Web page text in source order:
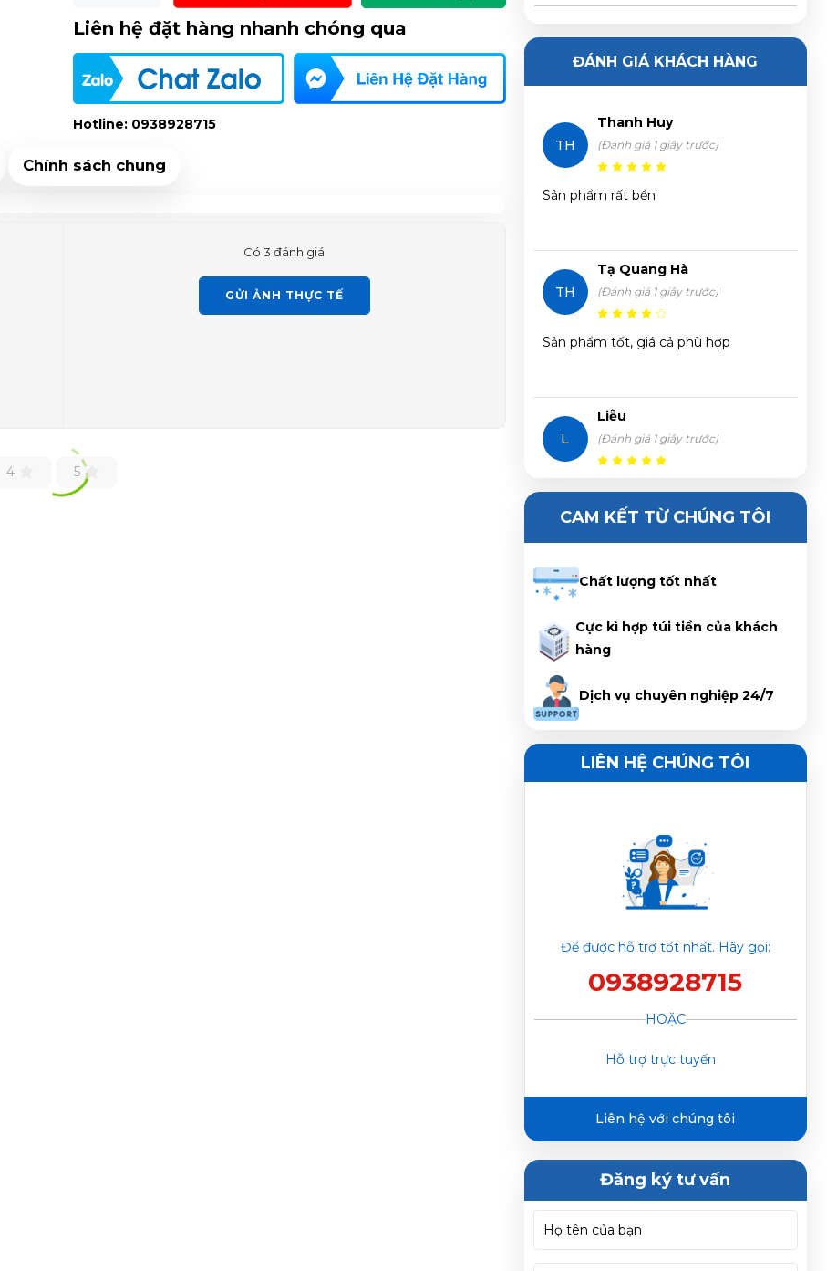
Liên hệ đặt hàng nhanh chóng qua
Hotline: 0938928715
Chính sách chung
Có 3 đánh giá
GỬI ẢNH THỰC TẾ
4 5
Phạm Trâm vừa đặt muaMáy Điều Hòa
Eco Cool
Điều Hòa Eco Cool
Điều Hòa Eco Cool
Hòa Eco Cool
Hòa Eco Cool
Nguyễn Như Viết Phương vừa đặt mua
Máy Điều Hòa Eco Cool
Điều Hòa Eco Cool
Nguyễn Văn Sang vừa đặt muaMáy
Điều Hòa Eco Cool
Nguyễn Ngọc Trí vừa đặt muaMáy Điều
Hòa Eco Cool
Phạm Trâm vừa đặt mua
Trần Phước Hưng vừa đặt mua
Điều Hòa Eco Cool
Điều Hòa Eco Cool
ĐÁNH GIÁ KHÁCH HÀNG
TH
Thanh Huy
(Đánh giá 1 giây trước)
Sản phẩm rất bền
TH
Tạ Quang Hà
(Đánh giá 1 giây trước)
Sản phẩm tốt, giá cả phù hợp
L
Liễu
(Đánh giá 1 giây trước)
Máy chạy rất êm, tiết kiệm điện
CAM KẾT TỪ CHÚNG TÔI
Chất lượng tốt nhất
Cực kì hợp túi tiền của khách
hàng
Dịch vụ chuyên nghiệp 24/7
LIÊN HỆ CHÚNG TÔI
Để được hỗ trợ tốt nhất. Hãy gọi:
0938928715
HOẶC
Hỗ trợ trực tuyến
Liên hệ với chúng tôi
Đăng ký tư vấn